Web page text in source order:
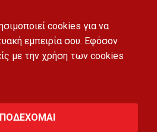
cookies για να
εμπειρία σου. Εφόσον
με την χρήση των cookies